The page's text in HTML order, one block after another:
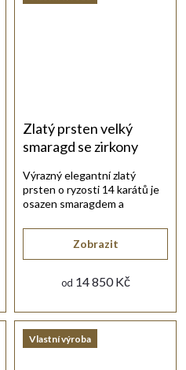
Zlatý prsten velký
smaragd se zirkony
od 14 850 Kč
Zobrazit
Výrazný elegantní zlatý
prsten o ryzosti 14 karátů je
osazen smaragdem a
Vlastní výroba